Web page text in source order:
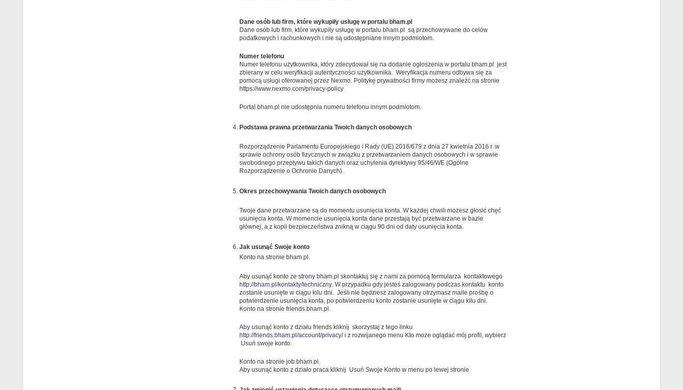
Dane osób lub firm, które wykupiły usługę w portalu bham.pl
Dane osób lub firm, które wykupiły usługę w portalu bham.pl są przechowywane do celów
podatkowych i rachunkowych i nie są udostępniane innym podmiotom.
Numer telefonu
Numer telefonu użytkownika, który zdecydował się na dodanie ogłoszenia w portalu bham.pl jest
zbierany w celu weryfikacji autentyczności użytkownika. Weryfikacja numeru odbywa się za
pomocą usługi oferowanej przez Nexmo. Politykę prywatności firmy możesz znaleźć na stronie
https://www.nexmo.com/privacy-policy
Portal bham.pl nie udostępnia numeru telefonu innym podmiotom.
Podstawa prawna przetwarzania Twoich danych osobowych
Rozporządzenie Parlamentu Europejskiego i Rady (UE) 2016/679 z dnia 27 kwietnia 2016 r. w
sprawie ochrony osób fizycznych w związku z przetwarzaniem danych osobowych i w sprawie
swobodnego przepływu takich danych oraz uchylenia dyrektywy 95/46/WE (Ogólne
Rozporządzenie o Ochronie Danych).
Okres przechowywania Twoich danych osobowych
Twoje dane przetwarzane są do momentu usunięcia konta. W każdej chwili możesz głosić chęć
usunięcia konta. W momencie usunięcia konta dane przestają być przetwarzane w bazie
głównej, a z kopii bezpieczeństwa znikną w ciągu 90 dni od daty usunięcia konta.
Jak usunąć Swoje konto
Konto na stronie bham.pl.
Aby usunąć konto ze strony bham.pl skontaktuj się z nami za pomocą formularza kontaktowego
http://bham.pl/kontakty/techniczny. W przypadku gdy jesteś zalogowany podczas kontaktu konto
zostanie usunięte w ciągu kilu dni. Jeśli nie będziesz zalogowany otrzymasz maile prośbę o
potwierdzenie usunięcia konta, po potwierdzeniu konto zostanie usunięte w ciągu kilu dni.
Konto na stronie friends.bham.pl.
Aby usunąć konto z działu friends kliknij skorzystaj z tego linku
http://friends.bham.pl/account/privacy/i z rozwijanego menu Kto może oglądać mój profil, wybierz
Usuń swoje konto.
Konto na stronie job.bham.pl.
Aby usunąć konto z działo praca kliknij Usuń Swoje Konto w menu po lewej stronie